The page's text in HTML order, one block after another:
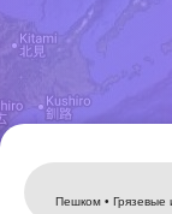
Пешком • Грязевые